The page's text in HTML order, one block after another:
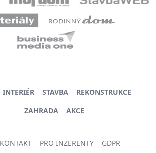
INTERIÉR STAVBA
REKONSTRUKCE
ZAHRADA
AKCE
KONTAKT PRO INZERENTY GDPR